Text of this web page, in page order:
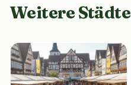
Weitere Städte